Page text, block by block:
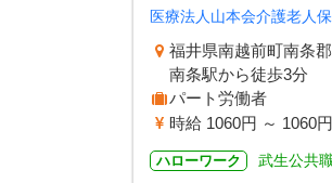
医療法人山本会介護老人
福井県南越前町南条
南条駅から徒歩3分
パート労働者
時給 1060円 ～ 1060円
ハローワーク 武生公共